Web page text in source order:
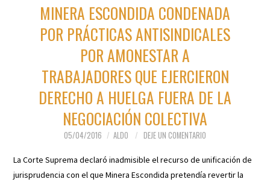
MINERA ESCONDIDA CONDENADA
POR PRÁCTICAS ANTISINDICALES
POR AMONESTAR A
TRABAJADORES QUE EJERCIERON
DERECHO A HUELGA FUERA DE LA
NEGOCIACIÓN COLECTIVA
05/04/2016 ALDO DEJE UN COMENTARIO
La Corte Suprema declaró inadmisible el recurso de unificación de
jurisprudencia con el que Minera Escondida pretendía revertir la